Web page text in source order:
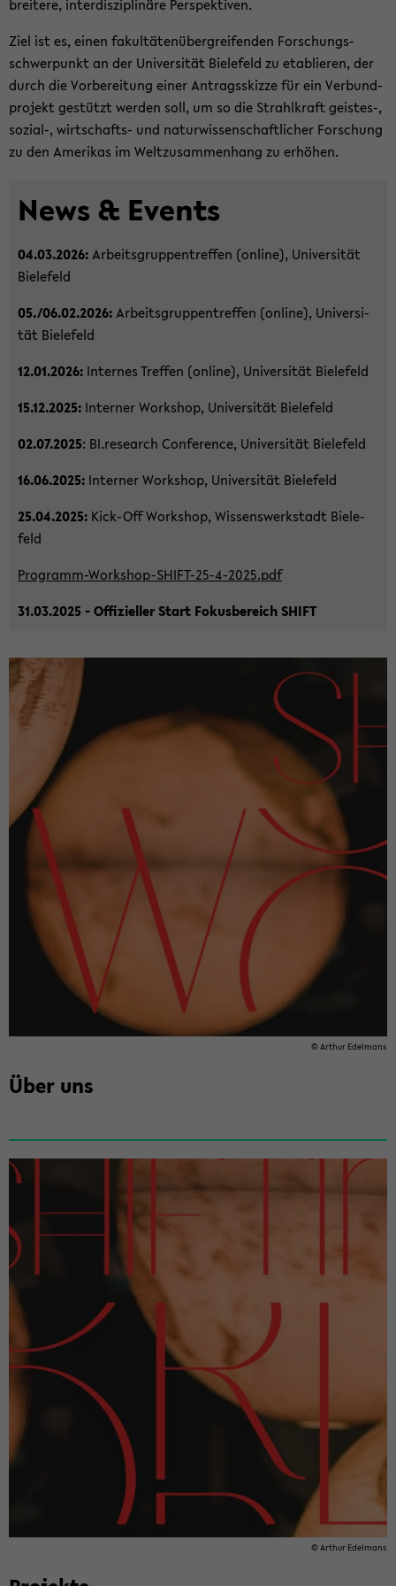
brei­te­re, in­ter­dis­zi­pli­nä­re Per­spek­ti­ven.
Ziel ist es, einen fa­kul­tä­ten­über­grei­fen­den For­schungs­
schwer­punkt an der Uni­ver­si­tät Bie­le­feld zu eta­blie­ren, der
durch die Vor­be­rei­tung einer An­trags­skiz­ze für ein Ver­bund­
pro­jekt ge­stützt wer­den soll, um so die Strahl­kraft geistes-​,
sozial-​, wirtschafts-​ und na­tur­wis­sen­schaft­li­cher For­schung
zu den Ame­ri­kas im Welt­zu­sam­men­hang zu er­hö­hen.
News & Events
04.03.2026:Ar­beits­grup­pen­tref­fen (on­line), Uni­ver­si­tät
Bie­le­feld
05./06.02.2026:Ar­beits­grup­pen­tref­fen (on­line), Uni­ver­si­
tät Bie­le­feld
12.01.2026: In­ter­nes Tref­fen (on­line), Uni­ver­si­tät Bie­le­feld
15.12.2025: In­ter­ner Work­shop, Uni­ver­si­tät Bie­le­feld
02.07.2025: BI.re­se­arch Con­fe­rence, Uni­ver­si­tät Bie­le­feld
16.06.2025: In­ter­ner Work­shop, Uni­ver­si­tät Bie­le­feld
25.04.2025: Kick-​Off Work­shop, Wis­sens­werk­stadt Bie­le­
feld
Programm-​Workshop-SHIFT-25-4-2025.pdf
31.03.2025 - Of­fi­zi­el­ler Start Fo­kus­be­reich SHIFT
© Ar­thur Edel­mans
Über uns
© Ar­thur Edel­mans